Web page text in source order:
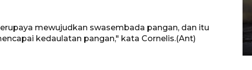
mewujudkan swasembada pangan, dan itu
kedaulatan pangan," kata Cornelis.(Ant)
Negeriku di Jambi
1 Agustus 2026 19:42